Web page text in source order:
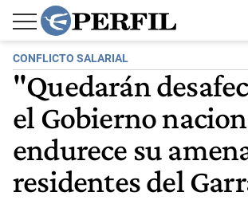
CONFLICTO SALARIAL
"Quedarán
el Gobierno
endurece su
residentes del